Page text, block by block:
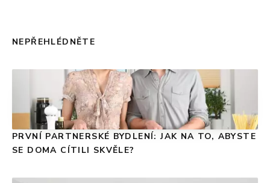
NEPŘEHLÉDNĚTE
PRVNÍ PARTNERSKÉ BYDLENÍ: JAK NA TO, ABYSTE
SE DOMA CÍTILI SKVĚLE?